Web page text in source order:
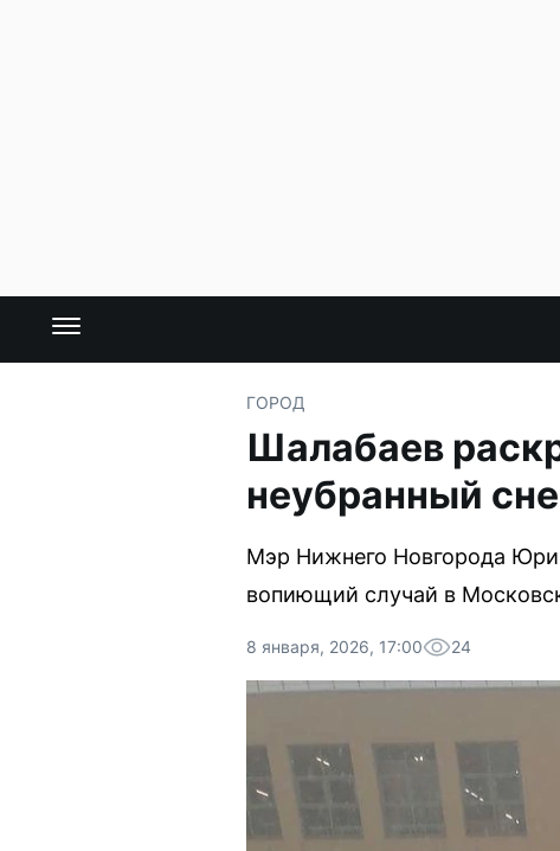
ГОРОД
Шалабаев
неубранный
Мэр Нижнего Новгорода
вопиющий случай в
8 января, 2026, 17:00 24